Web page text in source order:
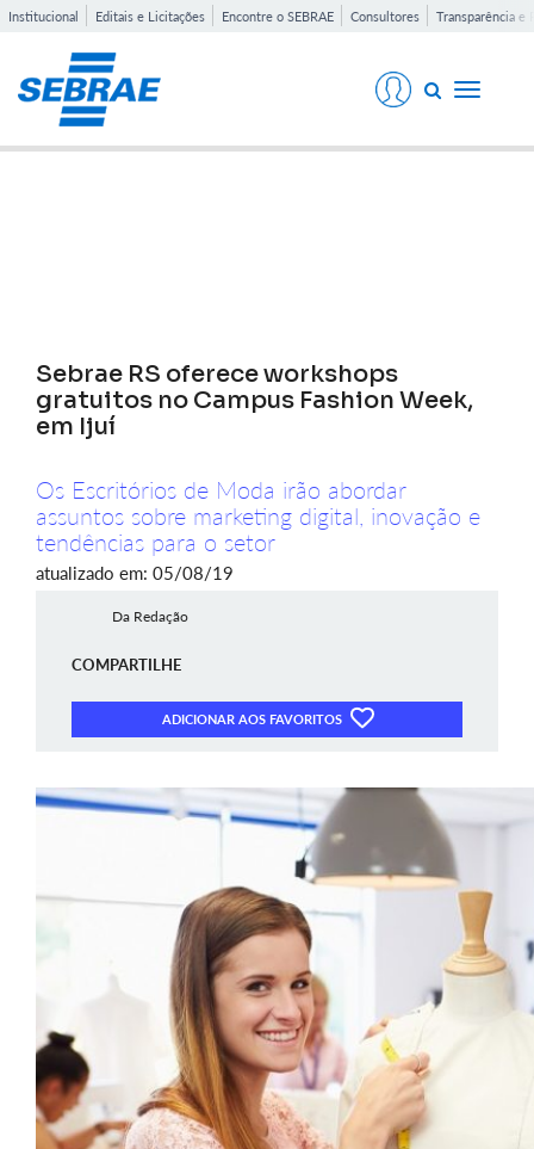
Institucional Editais e Licitações Encontre o SEBRAE Consultores Transparência e
Toggle
Sebrae RS oferece workshops
gratuitos no Campus Fashion Week,
em Ijuí
Os Escritórios de Moda irão abordar
assuntos sobre marketing digital, inovação e
tendências para o setor
atualizado em: 05/08/19
Da Redação
COMPARTILHE
ADICIONAR AOS FAVORITOS